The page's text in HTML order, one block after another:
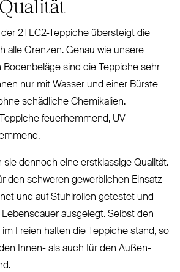
2TEC2-Teppiche übersteigt die
alle Grenzen. Genau wie unsere
Bodenbeläge sind die Teppiche sehr
nur mit Wasser und einer Bürste
schädliche Che­mikalien.
feu­er­hemmend, UV-
sie dennoch eine erst­klassige Qualität.
den schweren gewerblichen Einsatz
und auf Stuhlrollen getestet und
ausgelegt. Selbst den
Freien halten die Teppiche stand, so
Innen- als auch für den Außen­